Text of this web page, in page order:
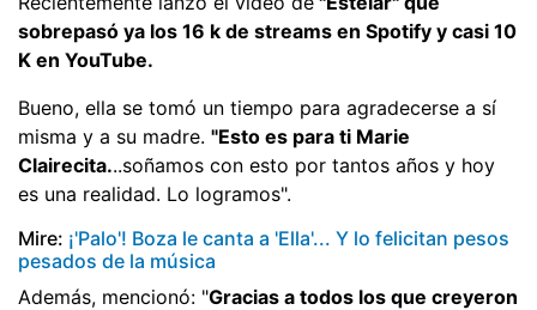
sobrepasó ya los 16 k de streams en Spotify y casi 10
K en YouTube.
Bueno, ella se tomó un tiempo para agradecerse a sí
misma y a su madre. "Esto es para ti Marie
Clairecita...soñamos con esto por tantos años y hoy
es una realidad. Lo logramos".
Mire: ¡'Palo'! Boza le canta a 'Ella'... Y lo felicitan pesos
pesados de la música
Además, mencionó: "Gracias a todos los que creyeron